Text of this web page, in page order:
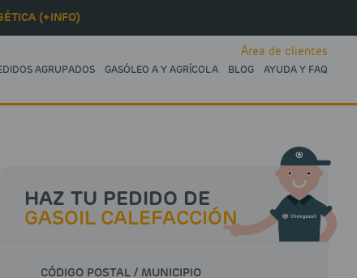
(+INFO)
AGRUPADOS GASÓLEO A Y AGRÍCOLA BLOG AYUDA Y FAQ
Área de clientes
HAZ TU PEDIDO DE
GASOIL CALEFACCIÓN
CÓDIGO POSTAL / MUNICIPIO